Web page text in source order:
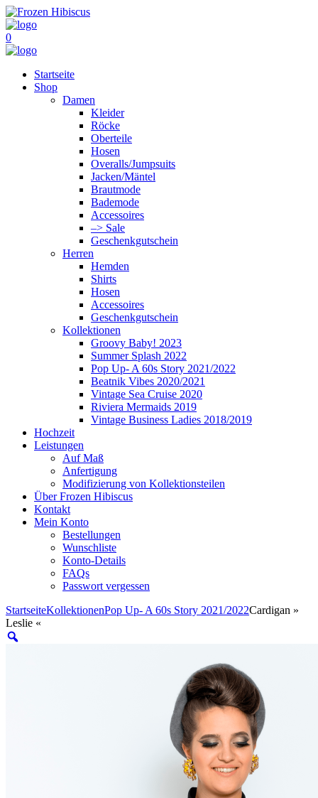
0
Startseite
Shop
Damen
Kleider
Röcke
Oberteile
Hosen
Overalls/Jumpsuits
Jacken/Mäntel
Brautmode
Bademode
Accessoires
–> Sale
Geschenkgutschein
Herren
Hemden
Shirts
Hosen
Accessoires
Geschenkgutschein
Kollektionen
Groovy Baby! 2023
Summer Splash 2022
Pop Up- A 60s Story 2021/2022
Beatnik Vibes 2020/2021
Vintage Sea Cruise 2020
Riviera Mermaids 2019
Vintage Business Ladies 2018/2019
Hochzeit
Leistungen
Auf Maß
Anfertigung
Modifizierung von Kollektionsteilen
Über Frozen Hibiscus
Kontakt
Mein Konto
Bestellungen
Wunschliste
Konto-Details
FAQs
Passwort vergessen
StartseiteKollektionenPop Up- A 60s Story 2021/2022Cardigan »
Leslie «